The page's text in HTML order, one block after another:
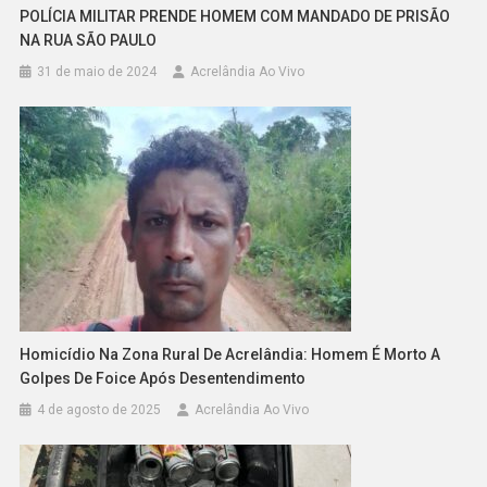
POLÍCIA MILITAR PRENDE HOMEM COM MANDADO DE PRISÃO
NA RUA SÃO PAULO
31 de maio de 2024 Acrelândia Ao Vivo
Homicídio Na Zona Rural De Acrelândia: Homem É Morto A
Golpes De Foice Após Desentendimento
4 de agosto de 2025 Acrelândia Ao Vivo